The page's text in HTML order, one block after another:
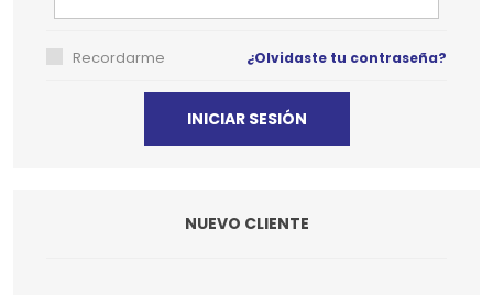
Recordarme ¿Olvidaste tu contraseña?
NUEVO CLIENTE